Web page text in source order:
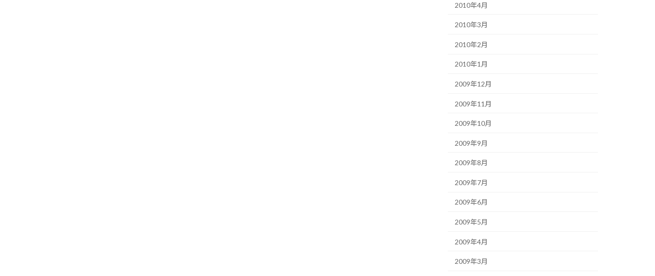
2010年4月
2010年3月
2010年2月
2010年1月
2009年12月
2009年11月
2009年10月
2009年9月
2009年8月
2009年7月
2009年6月
2009年5月
2009年4月
2009年3月